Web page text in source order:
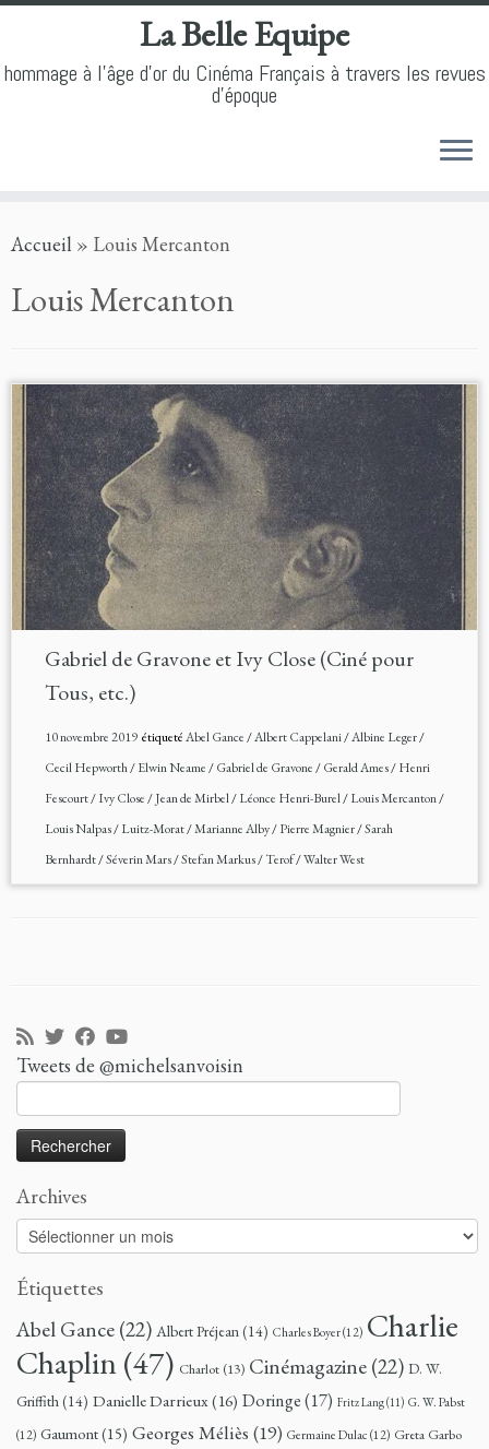
to
La Belle Equipe
hommage à l'âge d'or du Cinéma Français à travers les revues
d'époque
Accueil » Louis Mercanton
Louis Mercanton
Gabriel de Gravone et Ivy Close (Ciné pour
Tous, etc.)
10 novembre 2019étiquetéAbel Gance/Albert Cappelani/Albine Leger/
Cecil Hepworth/Elwin Neame/Gabriel de Gravone/Gerald Ames/Henri
Fescourt/Ivy Close/Jean de Mirbel/Léonce Henri-Burel/Louis Mercanton/
Louis Nalpas/Luitz-Morat/Marianne Alby/Pierre Magnier/Sarah
Bernhardt/Séverin Mars/Stefan Markus/Terof/Walter West
Tweets de @michelsanvoisin
Archives
Archives
Étiquettes
Abel Gance(22) Albert Préjean(14) Charles Boyer(12) Charlie
Chaplin(47) Charlot (13) Cinémagazine(22) D. W.
Griffith(14) Danielle Darrieux(16) Doringe(17) Fritz Lang(11) G. W. Pabst
(12) Gaumont(15) Georges Méliès (19) Germaine Dulac (12) Greta Garbo